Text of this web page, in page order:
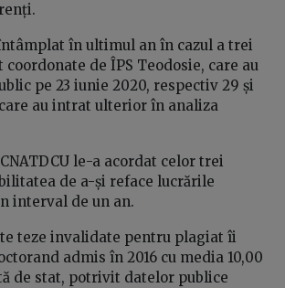
în ultimul an în cazul a trei
de ÎPS Teodosie, care au
pe 23 iunie 2020, respectiv 29 și
au intrat ulterior în analiza
le-a acordat celor trei
de a-și reface lucrările
interval de un an.
teze invalidate pentru plagiat îi
admis în 2016 cu media 10,00
de stat, potrivit datelor publice